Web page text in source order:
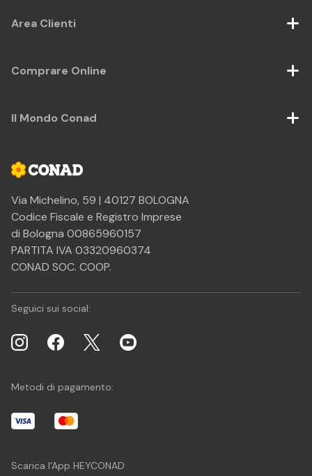
Via Michelino, 59 | 40127 BOLOGNA
Codice Fiscale e Registro Imprese
di Bologna 00865960157
PARTITA IVA 03320960374
CONAD SOC. COOP.
Area Clienti
Comprare Online
Il Mondo Conad
Seguici sui social:
Metodi di pagamento:
Scarica l'App HEYCONAD